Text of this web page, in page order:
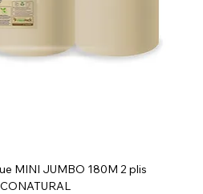
MINI JUMBO 180M 2 plis